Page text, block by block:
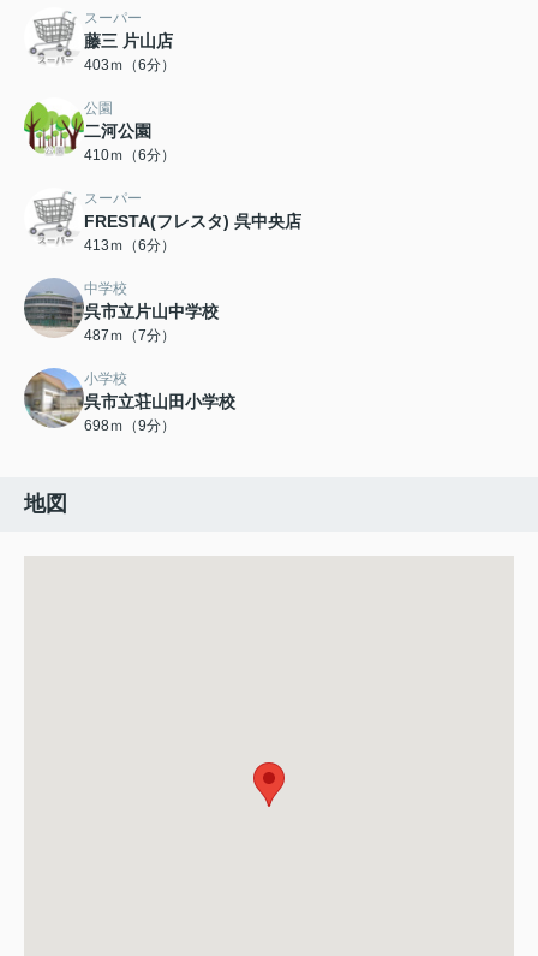
スーパー
藤三 片山店
403ｍ（6分）
公園
二河公園
410ｍ（6分）
スーパー
FRESTA(フレスタ) 呉中央店
413ｍ（6分）
中学校
呉市立片山中学校
487ｍ（7分）
小学校
呉市立荘山田小学校
698ｍ（9分）
地図